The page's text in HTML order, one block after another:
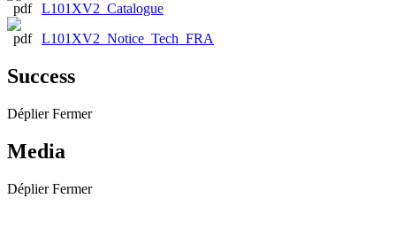
L101XV2_Catalogue
L101XV2_Notice_Tech_FRA
Success
Déplier Fermer
Media
Déplier Fermer